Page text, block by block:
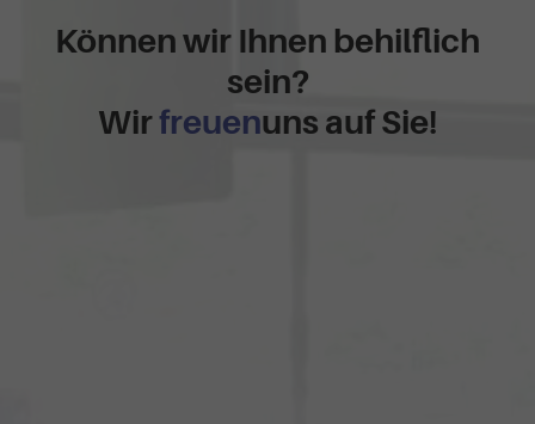
Können wir Ihnen behilflich
sein?
Wirfreuenuns auf Sie!